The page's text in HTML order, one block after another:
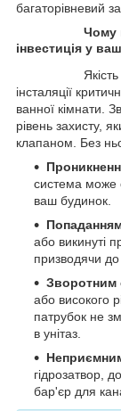
багаторівневий
Чому
інвестиція у
Якість і
інсталяції
ванної кімнати.
рівень захисту,
клапаном. Без
система може
ваш будинок.
або викинуті
призводячи
Зворотним
або високого
патрубок не
в унітаз.
гідрозатвор,
бар'єр для